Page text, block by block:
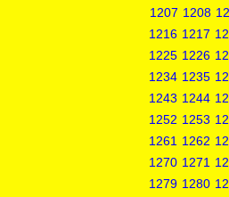
1207 1208
1216 1217
1225 1226
1234 1235
1243 1244
1252 1253
1261 1262
1270 1271
1279 1280